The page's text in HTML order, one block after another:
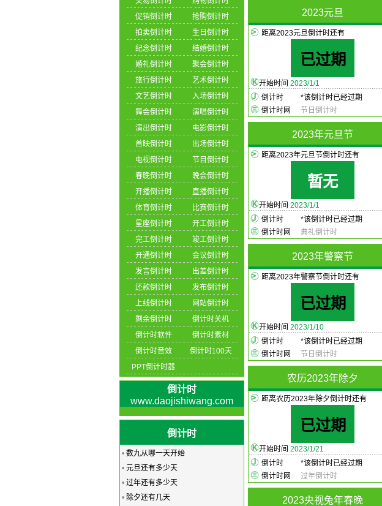
促销倒计时
抢购倒计时
拍卖倒计时
生日倒计时
纪念倒计时
结婚倒计时
婚礼倒计时
聚会倒计时
旅行倒计时
艺术倒计时
文艺倒计时
入场倒计时
舞会倒计时
演唱倒计时
演出倒计时
电影倒计时
首映倒计时
出场倒计时
电视倒计时
节目倒计时
春晚倒计时
晚会倒计时
开播倒计时
直播倒计时
体育倒计时
比赛倒计时
星座倒计时
开工倒计时
完工倒计时
竣工倒计时
开通倒计时
会议倒计时
发言倒计时
出差倒计时
还款倒计时
发布倒计时
上线倒计时
网站倒计时
剩余倒计时
倒计时关机
倒计时软件
倒计时素材
倒计时音效
倒计时100天
PPT倒计时器
倒计时
www.daojishiwang.com
倒计时
• 数九从哪一天开始
• 元旦还有多少天
• 过年还有多少天
• 除夕还有几天
2023元旦
距离2023元旦倒计时还有
已过期
开始时间 2023/1/1
倒计时
*该倒计时已经过期
倒计时网
节日倒计时
2023年元旦节
距离2023年元旦节倒计时还有
暂无
开始时间 2023/1/1
倒计时
*该倒计时已经过期
倒计时网
典礼倒计时
2023年警察节
距离2023年警察节倒计时还有
已过期
开始时间 2023/1/10
倒计时
*该倒计时已经过期
倒计时网
节日倒计时
农历2023年除夕
距离农历2023年除夕倒计时还有
已过期
开始时间 2023/1/21
倒计时
*该倒计时已经过期
倒计时网
过年倒计时
2023央视兔年春晚